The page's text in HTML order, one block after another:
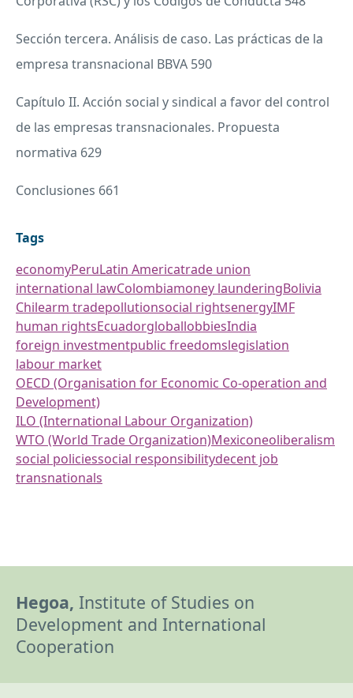
Sección tercera. Análisis de caso. Las prácticas de la
empresa transnacional BBVA 590
Capítulo II. Acción social y sindical a favor del control
de las empresas transnacionales. Propuesta
normativa 629
Conclusiones 661
Tags
economyPeruLatin Americatrade union
international lawColombiamoney launderingBolivia
Chilearm tradepollutionsocial rightsenergyIMF
human rightsEcuadorgloballobbiesIndia
foreign investmentpublic freedomslegislation
labour market
OECD (Organisation for Economic Co-operation and
Development)
ILO (International Labour Organization)
WTO (World Trade Organization)Mexiconeoliberalism
social policiessocial responsibilitydecent job
transnationals
Hegoa, Institute of Studies on
Development and International
Cooperation